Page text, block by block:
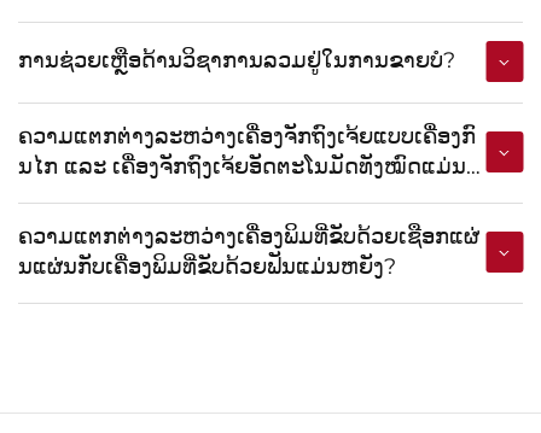
ການຊ່ວຍເຫຼືອດ້ານວິຊາການລວມຢູ່ໃນການຂາຍບໍ?
ຄວາມແຕກຕ່າງລະຫວ່າງເຄື່ອງຈັກຖົງເຈ້ຍແບບເຄື່ອງກົ
ນໄກ ແລະ ເຄື່ອງຈັກຖົງເຈ້ຍອັດຕະໂນມັດທັງໝົດແມ່ນຫ
ຍັງ?
ຄວາມແຕກຕ່າງລະຫວ່າງເຄື່ອງພິມທີ່ຂັບດ້ວຍເຊືອກແຜ່
ນແຜ່ນກັບເຄື່ອງພິມທີ່ຂັບດ້ວຍຟັນແມ່ນຫຍັງ?